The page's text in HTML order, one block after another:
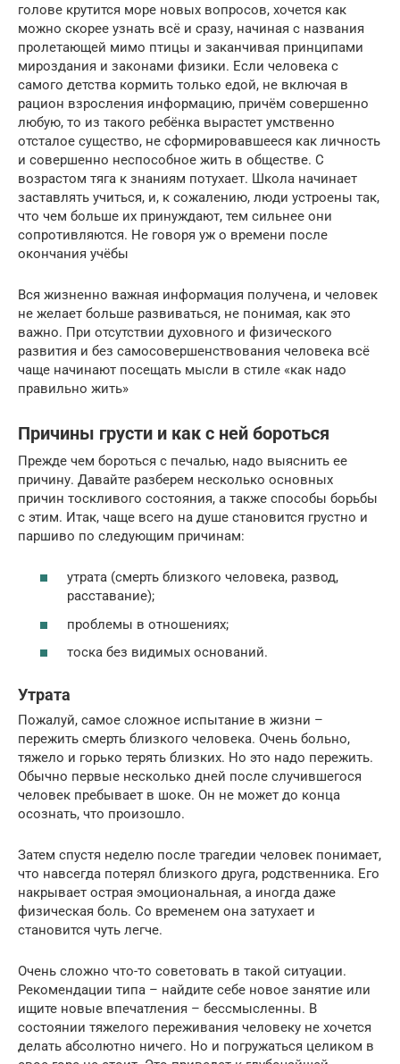
голове крутится море новых вопросов, хочется как
можно скорее узнать всё и сразу, начиная с названия
пролетающей мимо птицы и заканчивая принципами
мироздания и законами физики. Если человека с
самого детства кормить только едой, не включая в
рацион взросления информацию, причём совершенно
любую, то из такого ребёнка вырастет умственно
отсталое существо, не сформировавшееся как личность
и совершенно неспособное жить в обществе. С
возрастом тяга к знаниям потухает. Школа начинает
заставлять учиться, и, к сожалению, люди устроены так,
что чем больше их принуждают, тем сильнее они
сопротивляются. Не говоря уж о времени после
окончания учёбы
Вся жизненно важная информация получена, и человек
не желает больше развиваться, не понимая, как это
важно. При отсутствии духовного и физического
развития и без самосовершенствования человека всё
чаще начинают посещать мысли в стиле «как надо
правильно жить»
Причины грусти и как с ней бороться
Прежде чем бороться с печалью, надо выяснить ее
причину. Давайте разберем несколько основных
причин тоскливого состояния, а также способы борьбы
с этим. Итак, чаще всего на душе становится грустно и
паршиво по следующим причинам:
утрата (смерть близкого человека, развод,
расставание);
проблемы в отношениях;
тоска без видимых оснований.
Утрата
Пожалуй, самое сложное испытание в жизни –
пережить смерть близкого человека. Очень больно,
тяжело и горько терять близких. Но это надо пережить.
Обычно первые несколько дней после случившегося
человек пребывает в шоке. Он не может до конца
осознать, что произошло.
Затем спустя неделю после трагедии человек понимает,
что навсегда потерял близкого друга, родственника. Его
накрывает острая эмоциональная, а иногда даже
физическая боль. Со временем она затухает и
становится чуть легче.
Очень сложно что-то советовать в такой ситуации.
Рекомендации типа – найдите себе новое занятие или
ищите новые впечатления – бессмысленны. В
состоянии тяжелого переживания человеку не хочется
делать абсолютно ничего. Но и погружаться целиком в